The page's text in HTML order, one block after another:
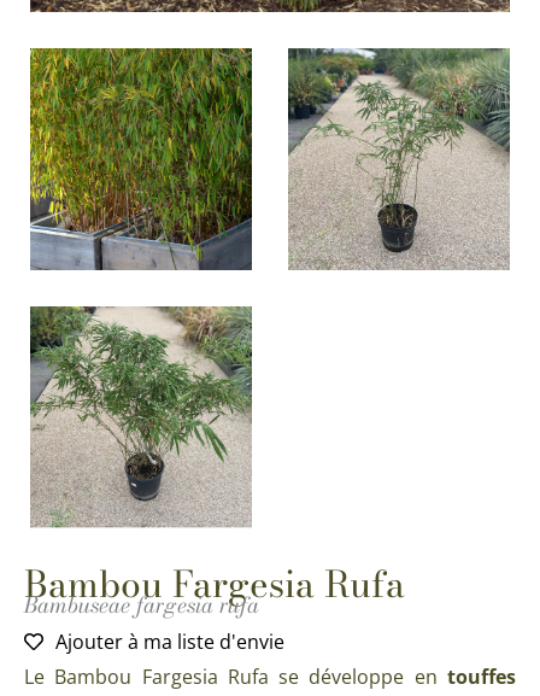
Bambou Fargesia Rufa
Bambuseae fargesia rufa
Ajouter à ma liste d'envie
Le Bambou Fargesia Rufa se développe en touffes